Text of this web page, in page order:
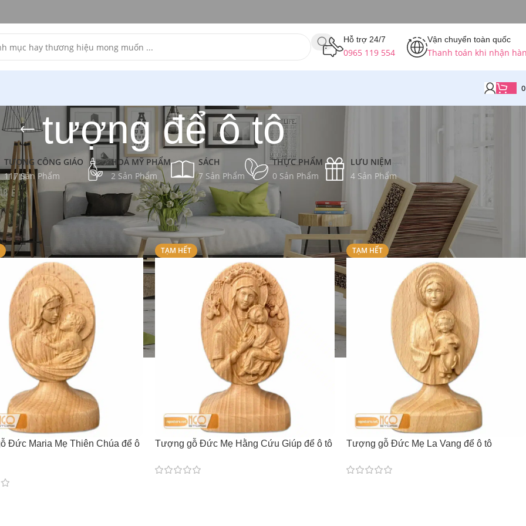
Hỗ trợ 24/7
0965 119 554
Vận chuyển toàn quốc
Thanh toán khi nhận
tượng để ô tô
TƯỢNG CÔNG GIÁO
117 Sản Phẩm
HOÁ MỸ PHẨM
2 Sản Phẩm
SÁCH
7 Sản Phẩm
THỰC PHẨM
0 Sản Phẩm
LƯU NIỆM
4 Sản Phẩm
Hiển thị tất cả 5 kết quả
Đức Maria Mẹ Thiên Chúa để ô
TẠM HẾT
Tượng gỗ Đức Mẹ Hằng Cứu Giúp để ô tô
TẠM HẾT
Tượng gỗ Đức Mẹ La Vang để ô tô